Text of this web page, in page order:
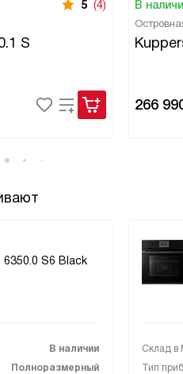
5 (4)
S
В
266
S6 Black
В наличии
Полноразмерный
Склад в
Тип